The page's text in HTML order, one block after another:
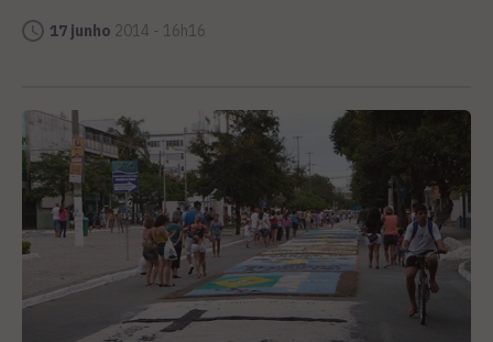
17 junho 2014 - 16h16